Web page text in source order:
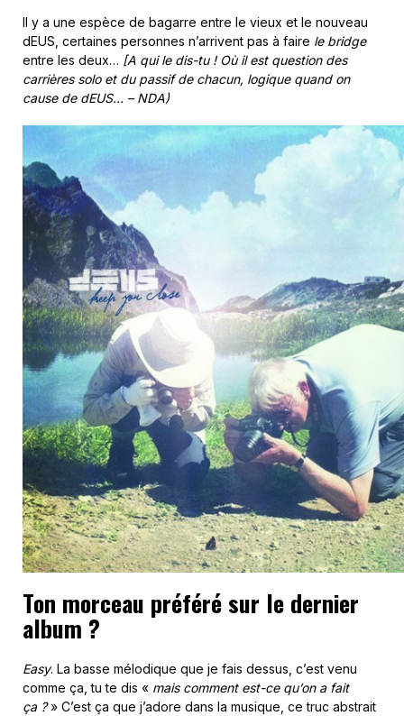
Il y a une espèce de bagarre entre le vieux et le nouveau
dEUS, certaines personnes n’arrivent pas à faire le bridge
entre les deux… [A qui le dis-tu ! Où il est question des
carrières solo et du passif de chacun, logique quand on
cause de dEUS… – NDA)
Ton morceau préféré sur le dernier
album ?
Easy. La basse mélodique que je fais dessus, c’est venu
comme ça, tu te dis « mais comment est-ce qu’on a fait
ça ?» C’est ça que j’adore dans la musique, ce truc abstrait